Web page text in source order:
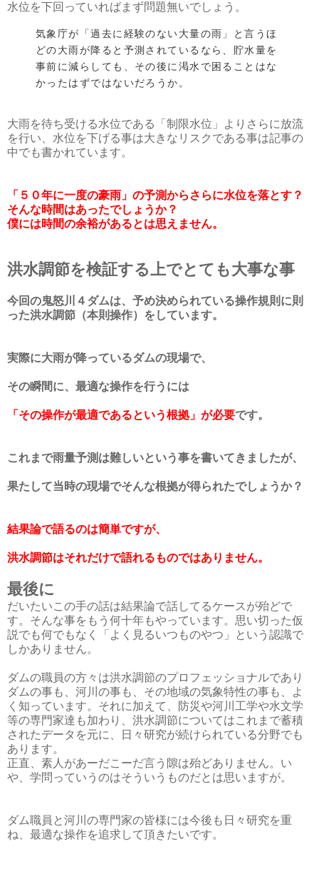
水位を下回っていればまず問題無いでしょう。
気象庁が「過去に経験のない大量の雨」と言うほ
どの大雨が降ると予測されているなら、貯水量を
事前に減らしても、その後に渇水で困ることはな
かったはずではないだろうか。
大雨を待ち受ける水位である「制限水位」よりさらに放流
を行い、水位を下げる事は大きなリスクである事は記事の
中でも書かれています。
「５０年に一度の豪雨」の予測からさらに水位を落とす？
そんな時間はあったでしょうか？
僕には時間の余裕があるとは思えません。
洪水調節を検証する上でとても大事な事
今回の鬼怒川４ダムは、予め決められている操作規則に則
った洪水調節（本則操作）をしています。
実際に大雨が降っているダムの現場で、
その瞬間に、 最適な操作を行うには
「その操作が最適であるという根拠」が必要です。
これまで雨量予測は難しいという事を書いてきましたが、
果たして当時の現場でそんな根拠が得られたでしょうか？
結果論で語るのは簡単ですが、
洪水調節はそれだけで語れるものではありません。
最後に
だいたいこの手の話は結果論で話してるケースが殆どで
す。そんな事をもう何十年もやっています。思い切った仮
説でも何でもなく「よく見るいつものやつ」という認識で
しかありません。
ダムの職員の方々は洪水調節のプロフェッショナルであり
ダムの事も、河川の事も、その地域の気象特性の事も、よ
く知っています。それに加えて、防災や河川工学や水文学
等の専門家達も加わり、洪水調節についてはこれまで蓄積
されたデータを元に、日々研究が続けられている分野でも
あります。
正直、素人があーだこーだ言う隙は殆どありません。い
や、学問っていうのはそういうものだとは思いますが。
ダム職員と河川の専門家の皆様には今後も日々研究を重
ね、最適な操作を追求して頂きたいです。